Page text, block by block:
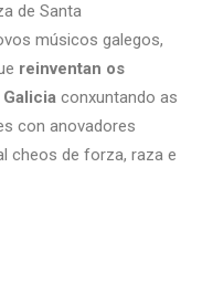
de Santa
músicos galegos,
reinventan os
conxuntando as
con anovadores
cheos de forza, raza e